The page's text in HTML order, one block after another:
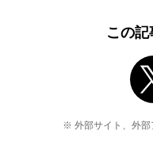
この
※ 外部サイト、外部